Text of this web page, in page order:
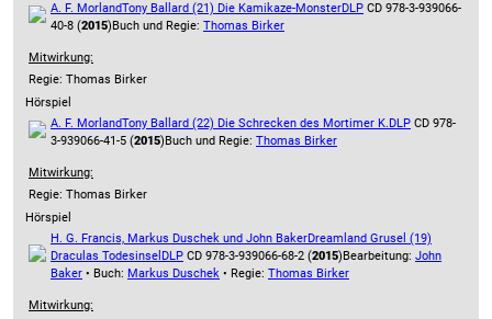
A. F. MorlandTony Ballard (21) Die Kamikaze-MonsterDLP CD 978-3-939066-
40-8 (2015)Buch und Regie: Thomas Birker
Mitwirkung:
Regie: Thomas Birker
Hörspiel
A. F. MorlandTony Ballard (22) Die Schrecken des Mortimer K.DLP CD 978-
3-939066-41-5 (2015)Buch und Regie: Thomas Birker
Mitwirkung:
Regie: Thomas Birker
Hörspiel
H. G. Francis, Markus Duschek und John BakerDreamland Grusel (19)
Draculas Todesinsel DLP CD 978-3-939066-68-2 (2015)Bearbeitung: John
Baker • Buch: Markus Duschek • Regie: Thomas Birker
Mitwirkung: